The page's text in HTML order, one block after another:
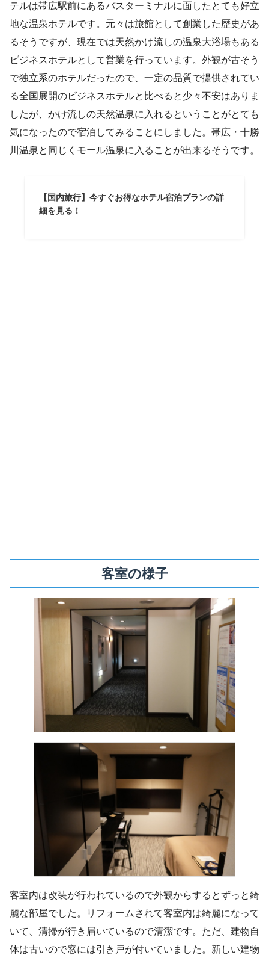
テルは帯広駅前にあるバスターミナルに面したとても好立
地な温泉ホテルです。元々は旅館として創業した歴史があ
るそうですが、現在では天然かけ流しの温泉大浴場もある
ビジネスホテルとして営業を行っています。外観が古そう
で独立系のホテルだったので、一定の品質で提供されてい
る全国展開のビジネスホテルと比べると少々不安はありま
したが、かけ流しの天然温泉に入れるということがとても
気になったので宿泊してみることにしました。帯広・十勝
川温泉と同じくモール温泉に入ることが出来るそうです。
【国内旅行】今すぐお得なホテル宿泊プランの詳
細を見る！
客室の様子
客室内は改装が行われているので外観からするとずっと綺
麗な部屋でした。リフォームされて客室内は綺麗になって
いて、清掃が行き届いているので清潔です。ただ、建物自
体は古いので窓には引き戸が付いていました。新しい建物